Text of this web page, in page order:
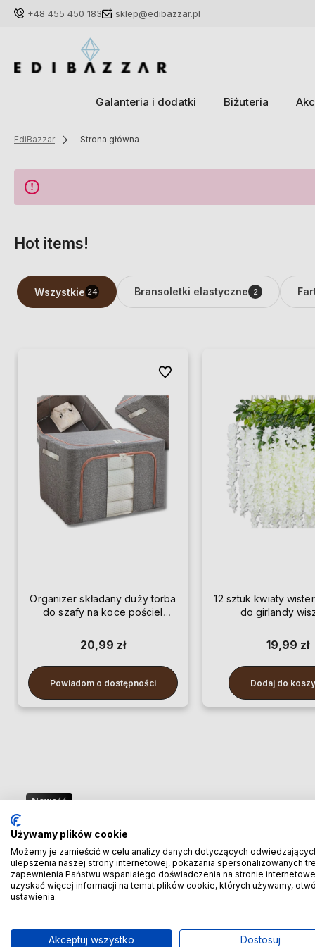
+48 455 450 183 sklep@edibazzar.pl
Galanteria i dodatki Biżuteria
EdiBazzar Strona główna
Hot items!
Wszystkie 24 Bransoletki elastyczne 2
Organizer składany duży torba
do szafy na koce pościel
20,99 zł
Powiadom o dostępności
Do ulubionych
12 sztuk kwiaty
do girlandy
19,99 zł
Dodaj do
Nowość
🚢 Bezpośredni import z Chin
– oszczędzaj więcej! 🚢
🚆 Importuj taniej! Pierwszych 100 klientów
otrzyma rabat
Używamy plików cookie
Możemy je zamieścić w celu analizy danych dotyczących
ulepszenia naszej strony internetowej, pokazania spersonalizowanych
zapewnienia Państwu wspaniałego doświadczenia na stronie
uzyskać więcej informacji na temat plików cookie, których używamy,
ustawienia.
Akceptuj wszystko Dostosuj